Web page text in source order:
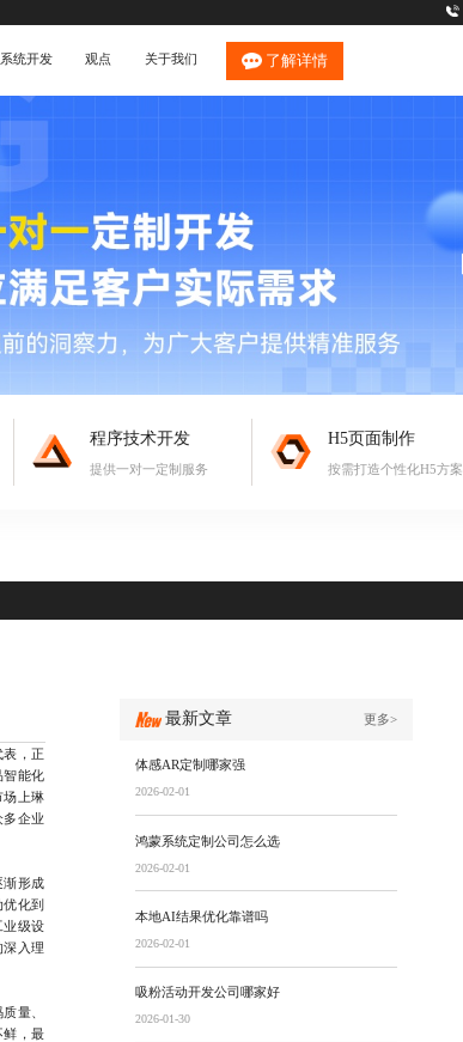
系统开发 观点 关于我们 了解详情
程序技术开发
提供一对一定制服务
H5页面制作
按需打造个性化H5方案
，正
智能化
场上琳
企业
形成
化到
业级设
入理
量、
鲜，最
最新文章 更多>
体感AR定制哪家强
2026-02-01
鸿蒙系统定制公司怎么选
2026-02-01
本地AI结果优化靠谱吗
2026-02-01
吸粉活动开发公司哪家好
2026-01-30